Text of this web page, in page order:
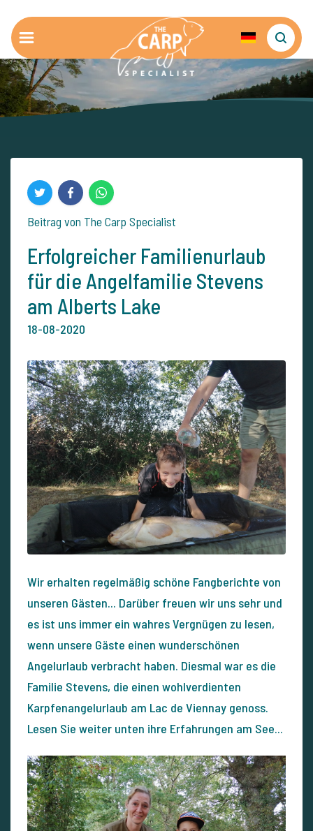
Beitrag von The Carp Specialist
Erfolgreicher Familienurlaub
für die Angelfamilie Stevens
am Alberts Lake
18-08-2020
Wir erhalten regelmäßig schöne Fangberichte von
unseren Gästen... Darüber freuen wir uns sehr und
es ist uns immer ein wahres Vergnügen zu lesen,
wenn unsere Gäste einen wunderschönen
Angelurlaub verbracht haben. Diesmal war es die
Familie Stevens, die einen wohlverdienten
Karpfenangelurlaub am Lac de Viennay genoss.
Lesen Sie weiter unten ihre Erfahrungen am See...